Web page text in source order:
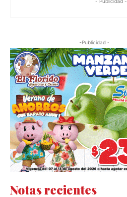
-Publicidad -
Notas recientes